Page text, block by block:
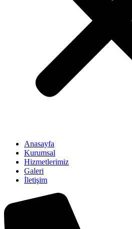
Anasayfa
Kurumsal
Hizmetlerimiz
Galeri
İletişim